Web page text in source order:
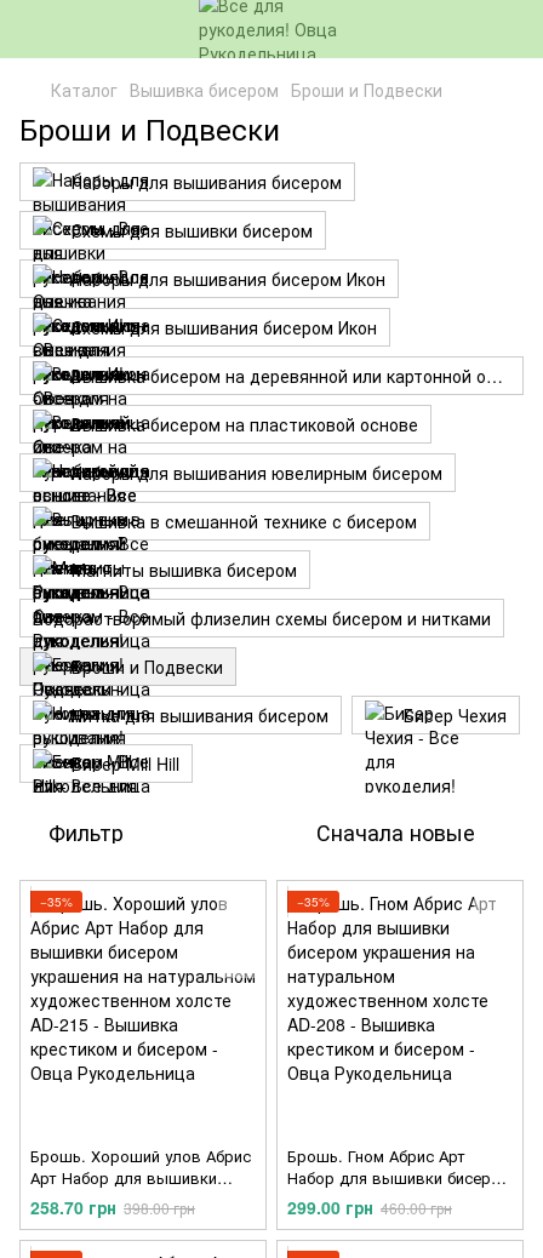
Каталог Вышивка бисером Броши и Подвески
Броши и Подвески
Наборы для вышивания бисером
Схемы для вышивки бисером
Наборы для вышивания бисером Икон
Схемы для вышивания бисером Икон
Вышивка бисером на деревянной или картонной основе
Вышивка бисером на пластиковой основе
Наборы для вышивания ювелирным бисером
Вышивка в смешанной технике с бисером
Магниты вышивка бисером
Водорастворимый флизелин схемы бисером и нитками
Броши и Подвески
Нитка для вышивания бисером
Бисер Чехия
Бисер Mill Hill
Фильтр Сначала новые
−35%
Брошь. Хороший улов Абрис
Арт Набор для вышивки
бисером украшения на
натуральном
художественном холсте AD-
258.70 грн 398.00 грн
−35%
Брошь. Гном Абрис Арт
Набор для вышивки бисером
украшения на натуральном
художественном холсте AD-
208
299.00 грн 460.00 грн